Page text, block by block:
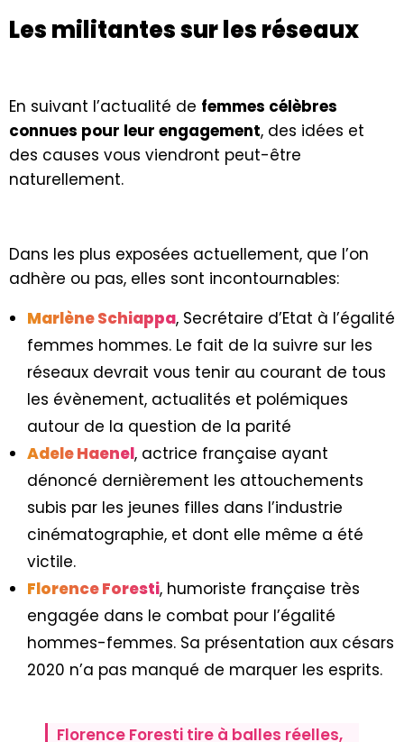
Les militantes sur les réseaux
En suivant l’actualité de femmes célèbres
connues pour leur engagement, des idées et
des causes vous viendront peut-être
naturellement.
Dans les plus exposées actuellement, que l’on
adhère ou pas, elles sont incontournables:
Marlène Schiappa, Secrétaire d’Etat à l’égalité
femmes hommes. Le fait de la suivre sur les
réseaux devrait vous tenir au courant de tous
les évènement, actualités et polémiques
autour de la question de la parité
Adele Haenel, actrice française ayant
dénoncé dernièrement les attouchements
subis par les jeunes filles dans l’industrie
cinématographie, et dont elle même a été
victile.
Florence Foresti, humoriste française très
engagée dans le combat pour l’égalité
hommes-femmes. Sa présentation aux césars
2020 n’a pas manqué de marquer les esprits.
Florence Foresti tire à balles réelles,